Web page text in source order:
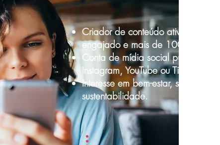
Criador de conteúdo ativo com
engajado e mais de 1000
Conta de mídia social pública no
Instagram, YouTube ou TikTok ;
Interesse em bem-estar, saúde e
sustentabilidade.